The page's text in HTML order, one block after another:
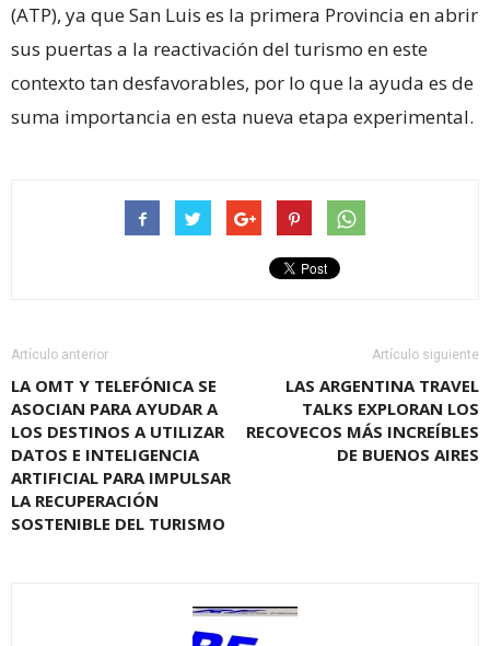
(ATP), ya que San Luis es la primera Provincia en abrir
sus puertas a la reactivación del turismo en este
contexto tan desfavorables, por lo que la ayuda es de
suma importancia en esta nueva etapa experimental.
Artículo anterior
LA OMT Y TELEFÓNICA SE
ASOCIAN PARA AYUDAR A
LOS DESTINOS A UTILIZAR
DATOS E INTELIGENCIA
ARTIFICIAL PARA IMPULSAR
LA RECUPERACIÓN
SOSTENIBLE DEL TURISMO
Artículo siguiente
LAS ARGENTINA TRAVEL
TALKS EXPLORAN LOS
RECOVECOS MÁS INCREÍBLES
DE BUENOS AIRES